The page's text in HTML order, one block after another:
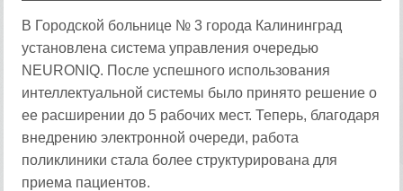
В Городской больнице № 3 города Калининград
установлена система управления очередью
NEURONIQ. После успешного использования
интеллектуальной системы было принято решение о
ее расширении до 5 рабочих мест. Теперь, благодаря
внедрению электронной очереди, работа
поликлиники стала более структурирована для
приема пациентов.